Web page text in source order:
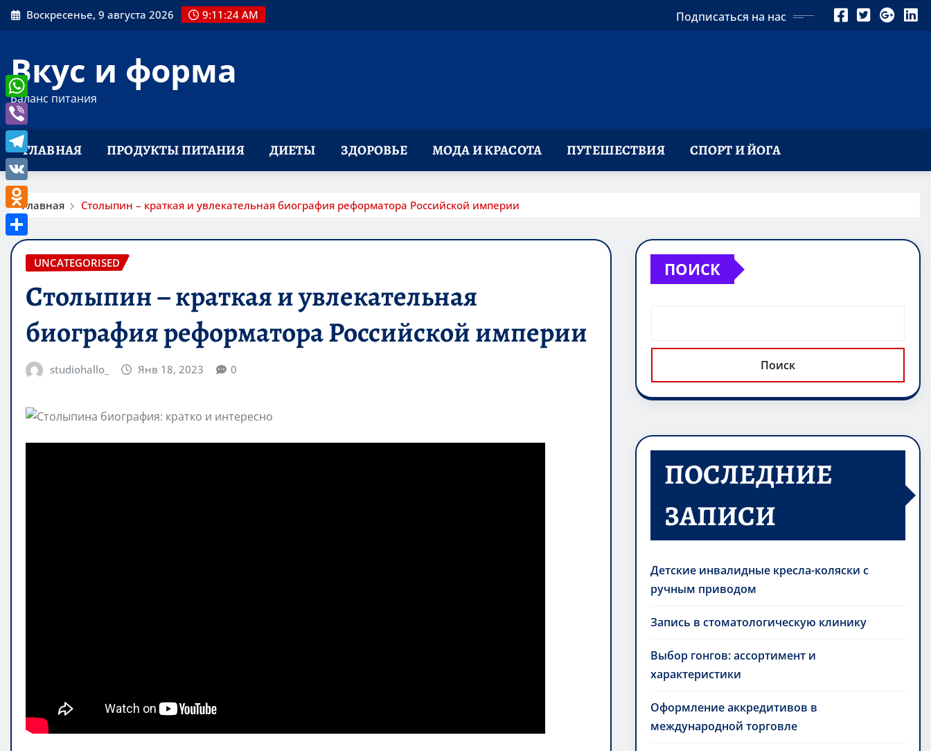
Перейти
к
Воскресенье, 9 августа 2026 9:11:25 AM Подписаться на нас
Вкус и форма
Баланс питания
ГЛАВНАЯ ПРОДУКТЫ ПИТАНИЯ ДИЕТЫ ЗДОРОВЬЕ МОДА И КРАСОТА ПУТЕШЕСТВИЯ СПОРТ И ЙОГА
Главная Столыпин – краткая и увлекательная биография реформатора Российской империи
UNCATEGORISED
Столыпин – краткая и увлекательная
биография реформатора Российской империи
studiohallo_ Янв 18, 2023 0
ПОИСК
Поиск
ПОСЛЕДНИЕ
ЗАПИСИ
Детские инвалидные кресла-коляски с
ручным приводом
Запись в стоматологическую клинику
Выбор гонгов: ассортимент и
характеристики
Оформление аккредитивов в
международной торговле
WhatsApp
Viber
Telegram
VK
Odnoklassniki
Отправить